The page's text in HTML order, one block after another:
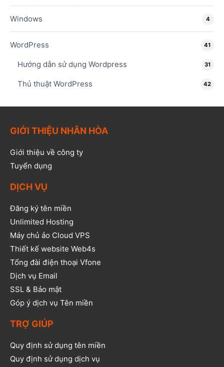
Windows 4
WordPress 41
Hướng dẫn sử dụng Wordpress 31
Thủ thuật WordPress 42
GIỚI THIỆU NHÂN HÒA
Giới thiệu về công ty
Tuyển dụng
DỊCH VỤ
Đăng ký tên miền
Unlimited Hosting
Máy chủ ảo Cloud VPS
Thiết kế website Web4s
Tổng đài điện thoại Vfone
Dịch vụ Email
SSL & Bảo mật
Góp ý dịch vụ Tên miền
TRỢ GIÚP
Quy định sử dụng tên miền
Quy định sử dụng dịch vụ